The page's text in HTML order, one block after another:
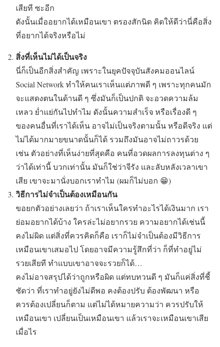
เสียที ซะอีก
ดังนั้นเมื่ออยากได้เหมือนเขา ตรองสักนิด คิดให้ดีว่านี่คือสิ่ง
ที่อยากได้จริงหรือไม่
สิ่งที่เห็นไม่ได้เป็นจริง
นี่ก็เป็นอีกสิ่งสำคัญ เพราะในยุคปัจจุบันสังคมออนไลน์
Social Network ทำให้คนเราเห็นแต่ภาพดี ๆ เพราะทุกคนมัก
จะแสดงตนในด้านดี ๆ ซึ่งมันก็เป็นปกติ จะอวดความล้ม
เหลว ย่ำแย่กันไปทำไม ดังนั้นความสำเร็จ หรือเรื่องดี ๆ
ของคนอื่นที่เราได้เห็น อาจไม่เป็นจริงตามนั้น หรือดีจริง แต่
ไม่ได้มากมายขนาดนั้นก็ได้ รวมถึงมันอาจไม่ถาวรด้วย
เช่น ตัวอย่างที่เห็นง่ายที่สุดคือ คนที่อวดผลการลงทุนต่าง ๆ
ว่าได้เท่านี้ บวกเท่านั้น มันก็ใช่ว่าจีรัง และลับหลังเวลาเขา
เสีย เขาจะมานั่งบอกเราทำไม (ผมก็ไม่บอก 😁)
วิธีการไม่จำเป็นต้องเหมือนกัน
ขอยกตัวอย่างเลยว่า ถ้าเราเห็นใครทำอะไรได้เงินมาก เรา
ย่อมอยากได้บ้าง ใครล่ะไม่อยากรวย ความอยากได้เช่นนี้
คงไม่ผิด แต่สิ่งที่ควรคิดก็คือ เราก็ไม่จำเป็นต้องมีวิธีการ
เหมือนเขาเสมอไป โดยอาจมีความรู้สึกที่ว่า ก็ที่ทำอยู่ไม่
รวยเสียที ทำแบบเขาอาจจะรวยก็ได้…
คงไม่อาจสรุปได้ว่าถูกหรือผิด แต่ทบทวนดี ๆ มันก็แค่สิ่งที่ชี้
ชัดว่า ที่เราทำอยู่ยังไม่ดีพอ คงต้องปรับ ต้องพัฒนา หรือ
ควรต้องเปลี่ยนก็ตาม แต่ไม่ได้หมายความว่า ควรปรับให้
เหมือนเขา เปลี่ยนเป็นเหมือนเขา แล้วเราจะเหมือนเขาเสีย
เมื่อไร